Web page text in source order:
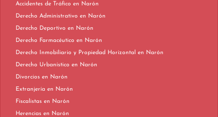
Accidentes de Tráfico en Narón
Derecho Administrativo en Narón
Derecho Deportivo en Narón
Derecho Farmacéutico en Narón
Derecho Inmobiliario y Propiedad Horizontal en Narón
Derecho Urbanístico en Narón
Divorcios en Narón
Extranjería en Narón
Fiscalistas en Narón
Herencias en Narón